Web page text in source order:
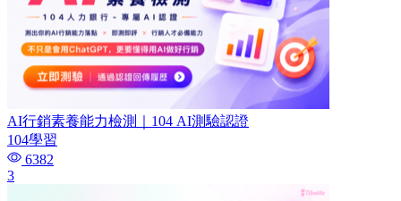
AI行銷素養能力檢測｜104 AI測驗認證
104學習
6382
3